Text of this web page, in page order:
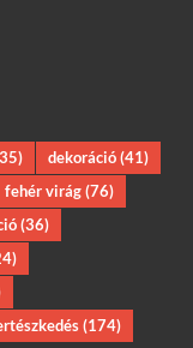
dekoráció(41)
fehér virág(76)
(36)
(174)